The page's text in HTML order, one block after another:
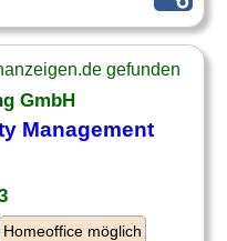
gefunden
GmbH
Management
Homeoffice möglich